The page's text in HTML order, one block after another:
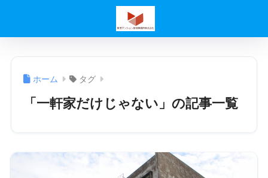
ホーム タグ
「一軒家だけじゃない」の記事一覧